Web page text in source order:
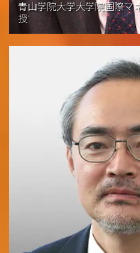
青山学院大学大学院国際マ
授